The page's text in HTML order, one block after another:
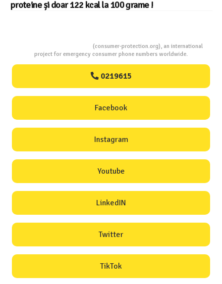
(consumer-protection.org), an international
project for emergency consumer phone numbers worldwide.
0219615
Facebook
Instagram
Youtube
LinkedIN
Twitter
TikTok